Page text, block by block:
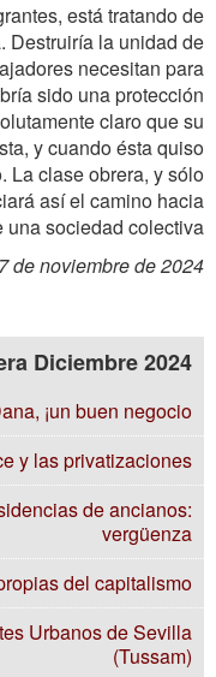
está tratando de
Destruiría la unidad de
necesitan para
sido una protección
claro que su
y cuando ésta quiso
La clase obrera, y sólo
así el camino hacia
sociedad colectiva.
de noviembre de 2024
Diciembre 2024
¡un buen negocio!
y las privatizaciones
de ancianos:
vergüenza
del capitalismo
Urbanos de Sevilla
(Tussam)